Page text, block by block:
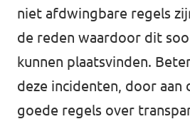
niet afdwingbare regels
de reden waardoor dit
kunnen plaatsvinden.
deze incidenten, door aan
goede regels over